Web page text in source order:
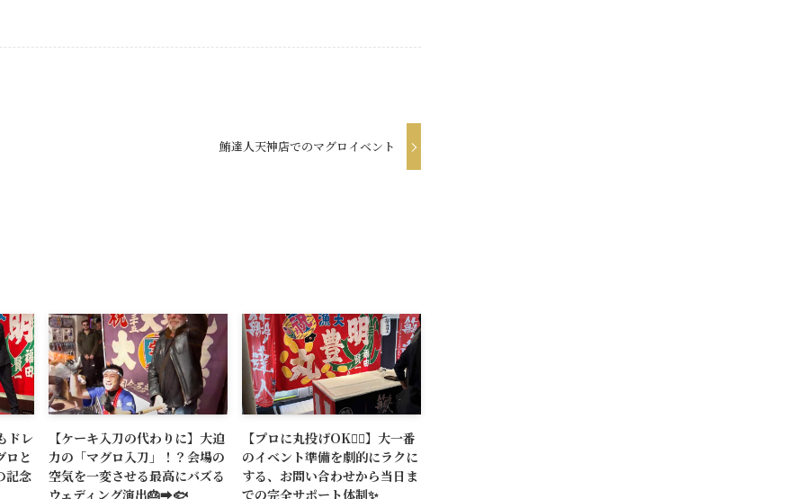
鮪達人天神店でのマグロイベント
ドレ
ロと
記念
【ケーキ入刀の代わりに】大迫
力の「マグロ入刀」！？会場の
空気を一変させる最高にバズる
ウェディング演出🎂➡️🐟
【プロに丸投げOK🙆‍♂️】大一番
のイベント準備を劇的にラクに
する、お問い合わせから当日ま
での完全サポート体制✨